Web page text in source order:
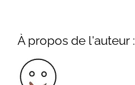
À propos de l'auteur :